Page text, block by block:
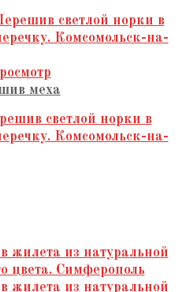
меха
светлой норки в
Комсомольск-на-